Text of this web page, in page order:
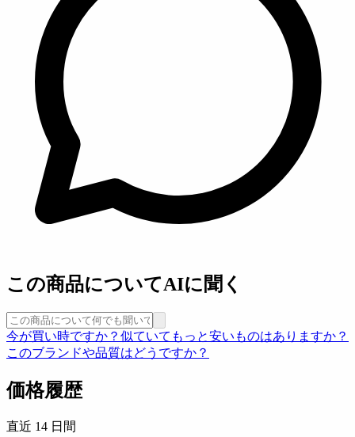
この商品についてAIに聞く
今が買い時ですか？ 似ていてもっと安いものはありますか？
このブランドや品質はどうですか？
価格履歴
直近 14 日間